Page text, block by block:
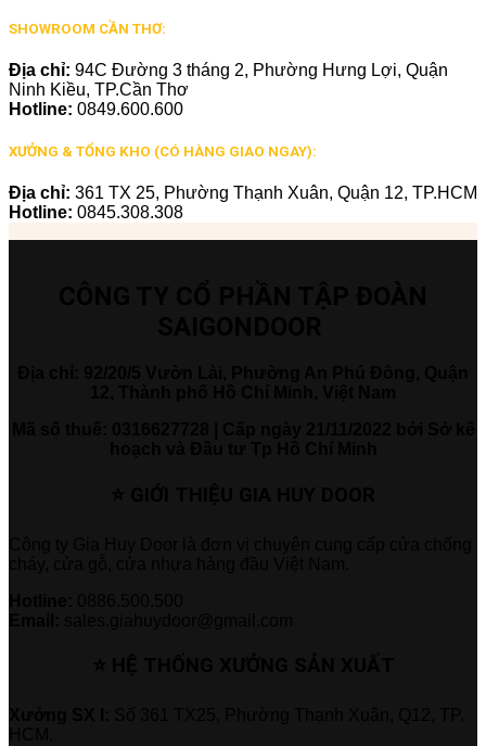
SHOWROOM CẦN THƠ:
Địa chỉ: 94C Đường 3 tháng 2, Phường Hưng Lợi, Quận
Ninh Kiều, TP.Cần Thơ
Hotline: 0849.600.600
XƯỞNG & TỔNG KHO (CÓ HÀNG GIAO NGAY):
Địa chỉ: 361 TX 25, Phường Thạnh Xuân, Quận 12, TP.HCM
Hotline: 0845.308.308